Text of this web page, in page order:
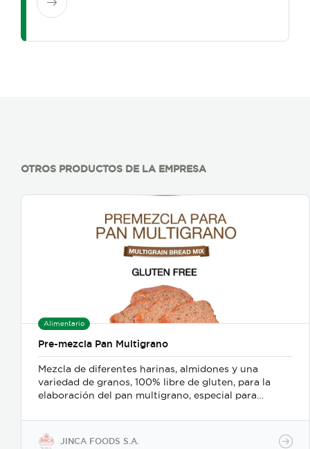
OTROS PRODUCTOS DE LA EMPRESA
Alimentario
Pre-mezcla Pan Multigrano
Mezcla de diferentes harinas, almidones y una
variedad de granos, 100% libre de gluten, para la
elaboración del pan multigrano, especial para
merienda por la tarde
JINCA FOODS S.A.